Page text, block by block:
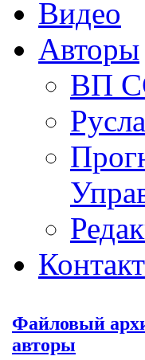
Видео
Авторы
ВП
Файловый
авторы